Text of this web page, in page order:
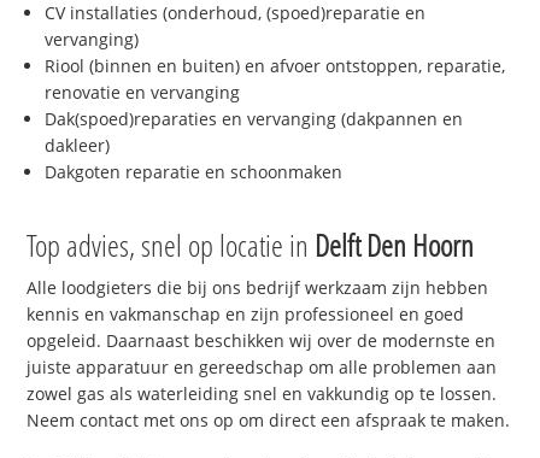
CV installaties (onderhoud, (spoed)reparatie en
vervanging)
Riool (binnen en buiten) en afvoer ontstoppen, reparatie,
renovatie en vervanging
Dak(spoed)reparaties en vervanging (dakpannen en
dakleer)
Dakgoten reparatie en schoonmaken
Top advies, snel op locatie in Delft Den Hoorn
Alle loodgieters die bij ons bedrijf werkzaam zijn hebben
kennis en vakmanschap en zijn professioneel en goed
opgeleid. Daarnaast beschikken wij over de modernste en
juiste apparatuur en gereedschap om alle problemen aan
zowel gas als waterleiding snel en vakkundig op te lossen.
Neem contact met ons op om direct een afspraak te maken.